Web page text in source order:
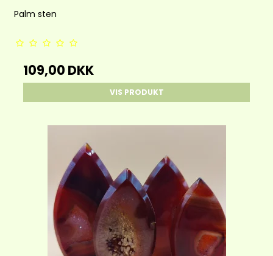
Palm sten
109,00 DKK
VIS PRODUKT